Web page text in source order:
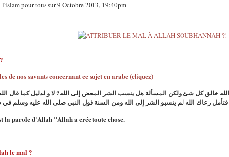
pour tous sur 9 Octobre 2013, 19:40pm
de nos savants concernant ce sujet en arabe (cliquez)
خالق كل شئ ولكن المسألة هل ينسب الشر المحض إلى الله? لا والدليل كما قال الله
رعاك الله لم ينسبو الشر إلى الله ومن السنة قول النبي صلى الله عليه وسلم
la parole d'Allah "Allah a crée toute chose.
le mal ?